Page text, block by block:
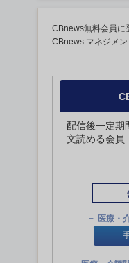
CBnews無料会員に
CBnews マネジメ
配信後一定期
文読める会員
医療・